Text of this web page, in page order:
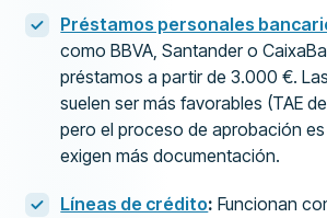
Préstamos personales
como BBVA, Santander o
préstamos a partir de 3.000 €.
suelen ser más favorables (TAE
pero el proceso de aprobación
exigen más documentación.
Líneas de crédito: Funcionan